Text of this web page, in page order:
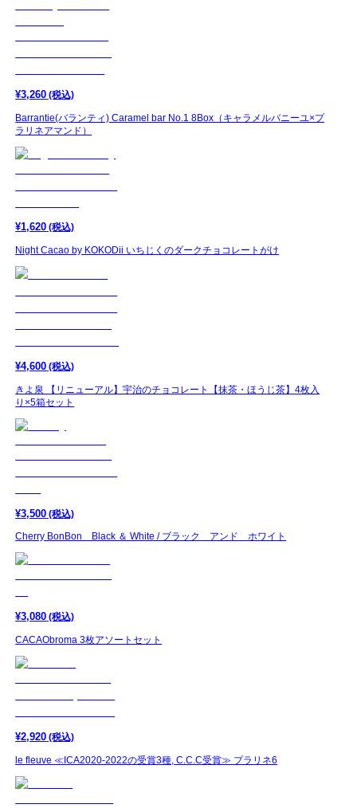
¥3,260 (税込)
Barrantie(バランティ) Caramel bar No.1 8Box（キャラメルバニーユ×プ
ラリネアマンド）
¥1,620 (税込)
Night Cacao by KOKODii いちじくのダークチョコレートがけ
¥4,600 (税込)
きよ泉 【リニューアル】宇治のチョコレート【抹茶・ほうじ茶】4枚入
り×5箱セット
¥3,500 (税込)
Cherry BonBon Black ＆ White / ブラック アンド ホワイト
¥3,080 (税込)
CACAObroma 3枚アソートセット
¥2,920 (税込)
le fleuve ≪ICA2020-2022の受賞3種, C.C.C受賞≫ プラリネ6